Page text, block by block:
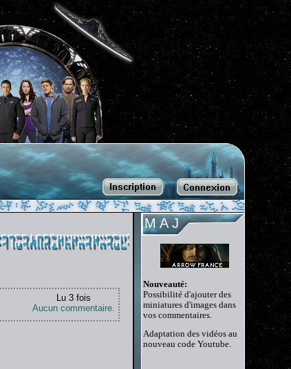
M A J
Nouveauté:
Possibilité d'ajouter des
miniatures d'images dans
vos commentaires.
Adaptation des vidéos au
nouveau code Youtube.
Lu 3 fois
Aucun commentaire.